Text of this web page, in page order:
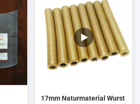
17mm Naturmaterial Wurst